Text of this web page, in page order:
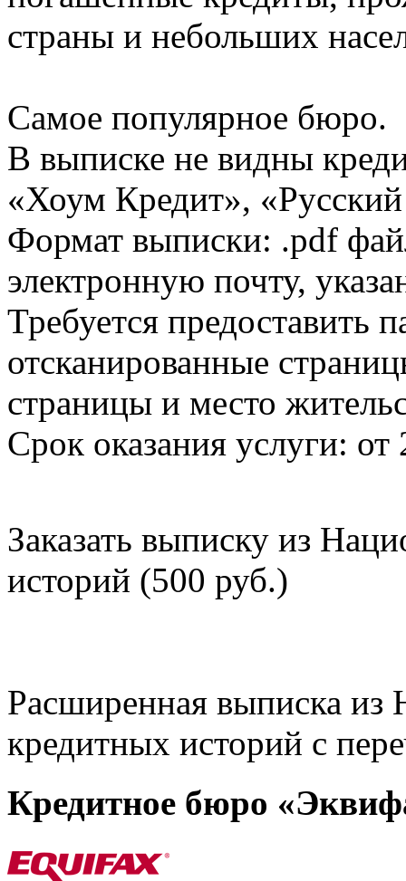
страны и небольших
Самое популярное бюро.
В выписке не видны
«Хоум Кредит»,
Формат выписки: .pdf
электронную почту,
Требуется предоставить
отсканированные
страницы и место
Срок оказания услуги: от
Заказать выписку из
историй (500 руб.)
Расширенная выписка из
кредитных историй с
Кредитное бюро